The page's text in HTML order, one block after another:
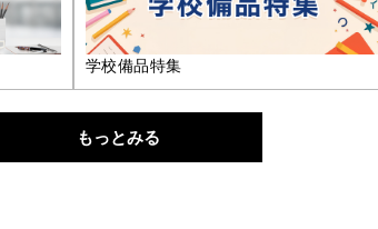
学校備品特集
もっとみる